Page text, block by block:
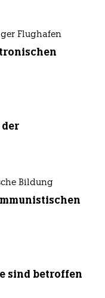
Flughafen
Bildung
sind betroffen